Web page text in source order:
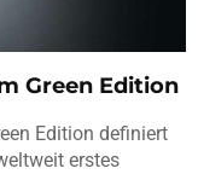
Green Edition
Edition definiert
erstes